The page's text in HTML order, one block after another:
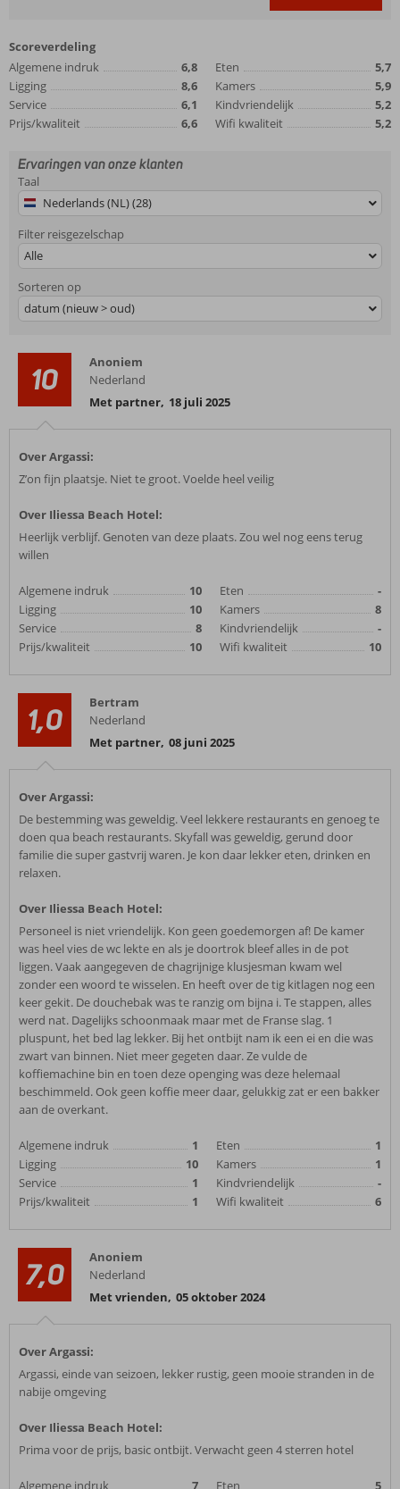
Scoreverdeling
Algemene indruk
6,8
Ligging
8,6
Service
6,1
Prijs/kwaliteit
6,6
Eten
5,7
Kamers
5,9
Kindvriendelijk
5,2
Wifi kwaliteit
5,2
Ervaringen van onze klanten
Taal
Nederlands (NL) (28)
Filter reisgezelschap
Alle
Sorteren op
datum (nieuw > oud)
10
Anoniem
Nederland
Met partner, 18 juli 2025
Over Argassi:
Z’on fijn plaatsje. Niet te groot. Voelde heel veilig
Over Iliessa Beach Hotel:
Heerlijk verblijf. Genoten van deze plaats. Zou wel nog eens terug
willen
Algemene indruk
10
Ligging
10
Service
8
Prijs/kwaliteit
10
Eten
-
Kamers
8
Kindvriendelijk
-
Wifi kwaliteit
10
1,0
Bertram
Nederland
Met partner, 08 juni 2025
Over Argassi:
De bestemming was geweldig. Veel lekkere restaurants en genoeg te
doen qua beach restaurants. Skyfall was geweldig, gerund door
familie die super gastvrij waren. Je kon daar lekker eten, drinken en
relaxen.
Over Iliessa Beach Hotel:
Personeel is niet vriendelijk. Kon geen goedemorgen af! De kamer
was heel vies de wc lekte en als je doortrok bleef alles in de pot
liggen. Vaak aangegeven de chagrijnige klusjesman kwam wel
zonder een woord te wisselen. En heeft over de tig kitlagen nog een
keer gekit. De douchebak was te ranzig om bijna i. Te stappen, alles
werd nat. Dagelijks schoonmaak maar met de Franse slag. 1
pluspunt, het bed lag lekker. Bij het ontbijt nam ik een ei en die was
zwart van binnen. Niet meer gegeten daar. Ze vulde de
koffiemachine bin en toen deze openging was deze helemaal
beschimmeld. Ook geen koffie meer daar, gelukkig zat er een bakker
aan de overkant.
Algemene indruk
1
Ligging
10
Service
1
Prijs/kwaliteit
1
Eten
1
Kamers
1
Kindvriendelijk
-
Wifi kwaliteit
6
7,0
Anoniem
Nederland
Met vrienden, 05 oktober 2024
Over Argassi:
Argassi, einde van seizoen, lekker rustig, geen mooie stranden in de
nabije omgeving
Over Iliessa Beach Hotel:
Prima voor de prijs, basic ontbijt. Verwacht geen 4 sterren hotel
Algemene indruk 7 Eten 5